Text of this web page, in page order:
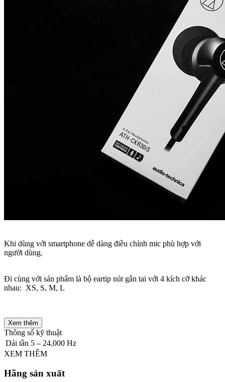
Khi dùng với smartphone dễ dàng điều chỉnh mic phù hợp với
người dùng.
Đi cùng với sản phẩm là bộ eartip nút gắn tai với 4 kích cỡ khác
nhau: XS, S, M, L
Xem thêm
Thông số kỹ thuật
Dải tần 5 – 24,000 Hz
XEM THÊM
Hãng sản xuất